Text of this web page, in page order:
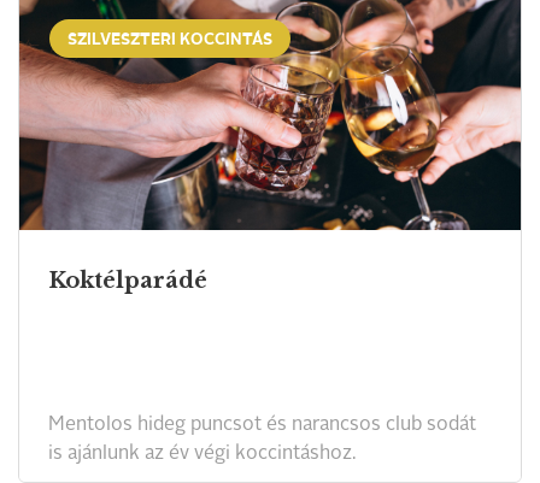
SZILVESZTERI KOCCINTÁS
Koktélparádé
Mentolos hideg puncsot és narancsos club sodát
is ajánlunk az év végi koccintáshoz.